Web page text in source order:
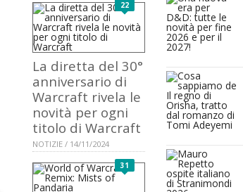
22
La diretta del 30°
anniversario di
Warcraft rivela le
novità per ogni
titolo di Warcraft
NOTIZIE / 14/11/2024
31